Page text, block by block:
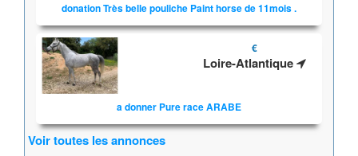
donation Très belle pouliche Paint horse de 11mois .
€
Loire-Atlantique
a donner Pure race ARABE
Voir toutes les annonces